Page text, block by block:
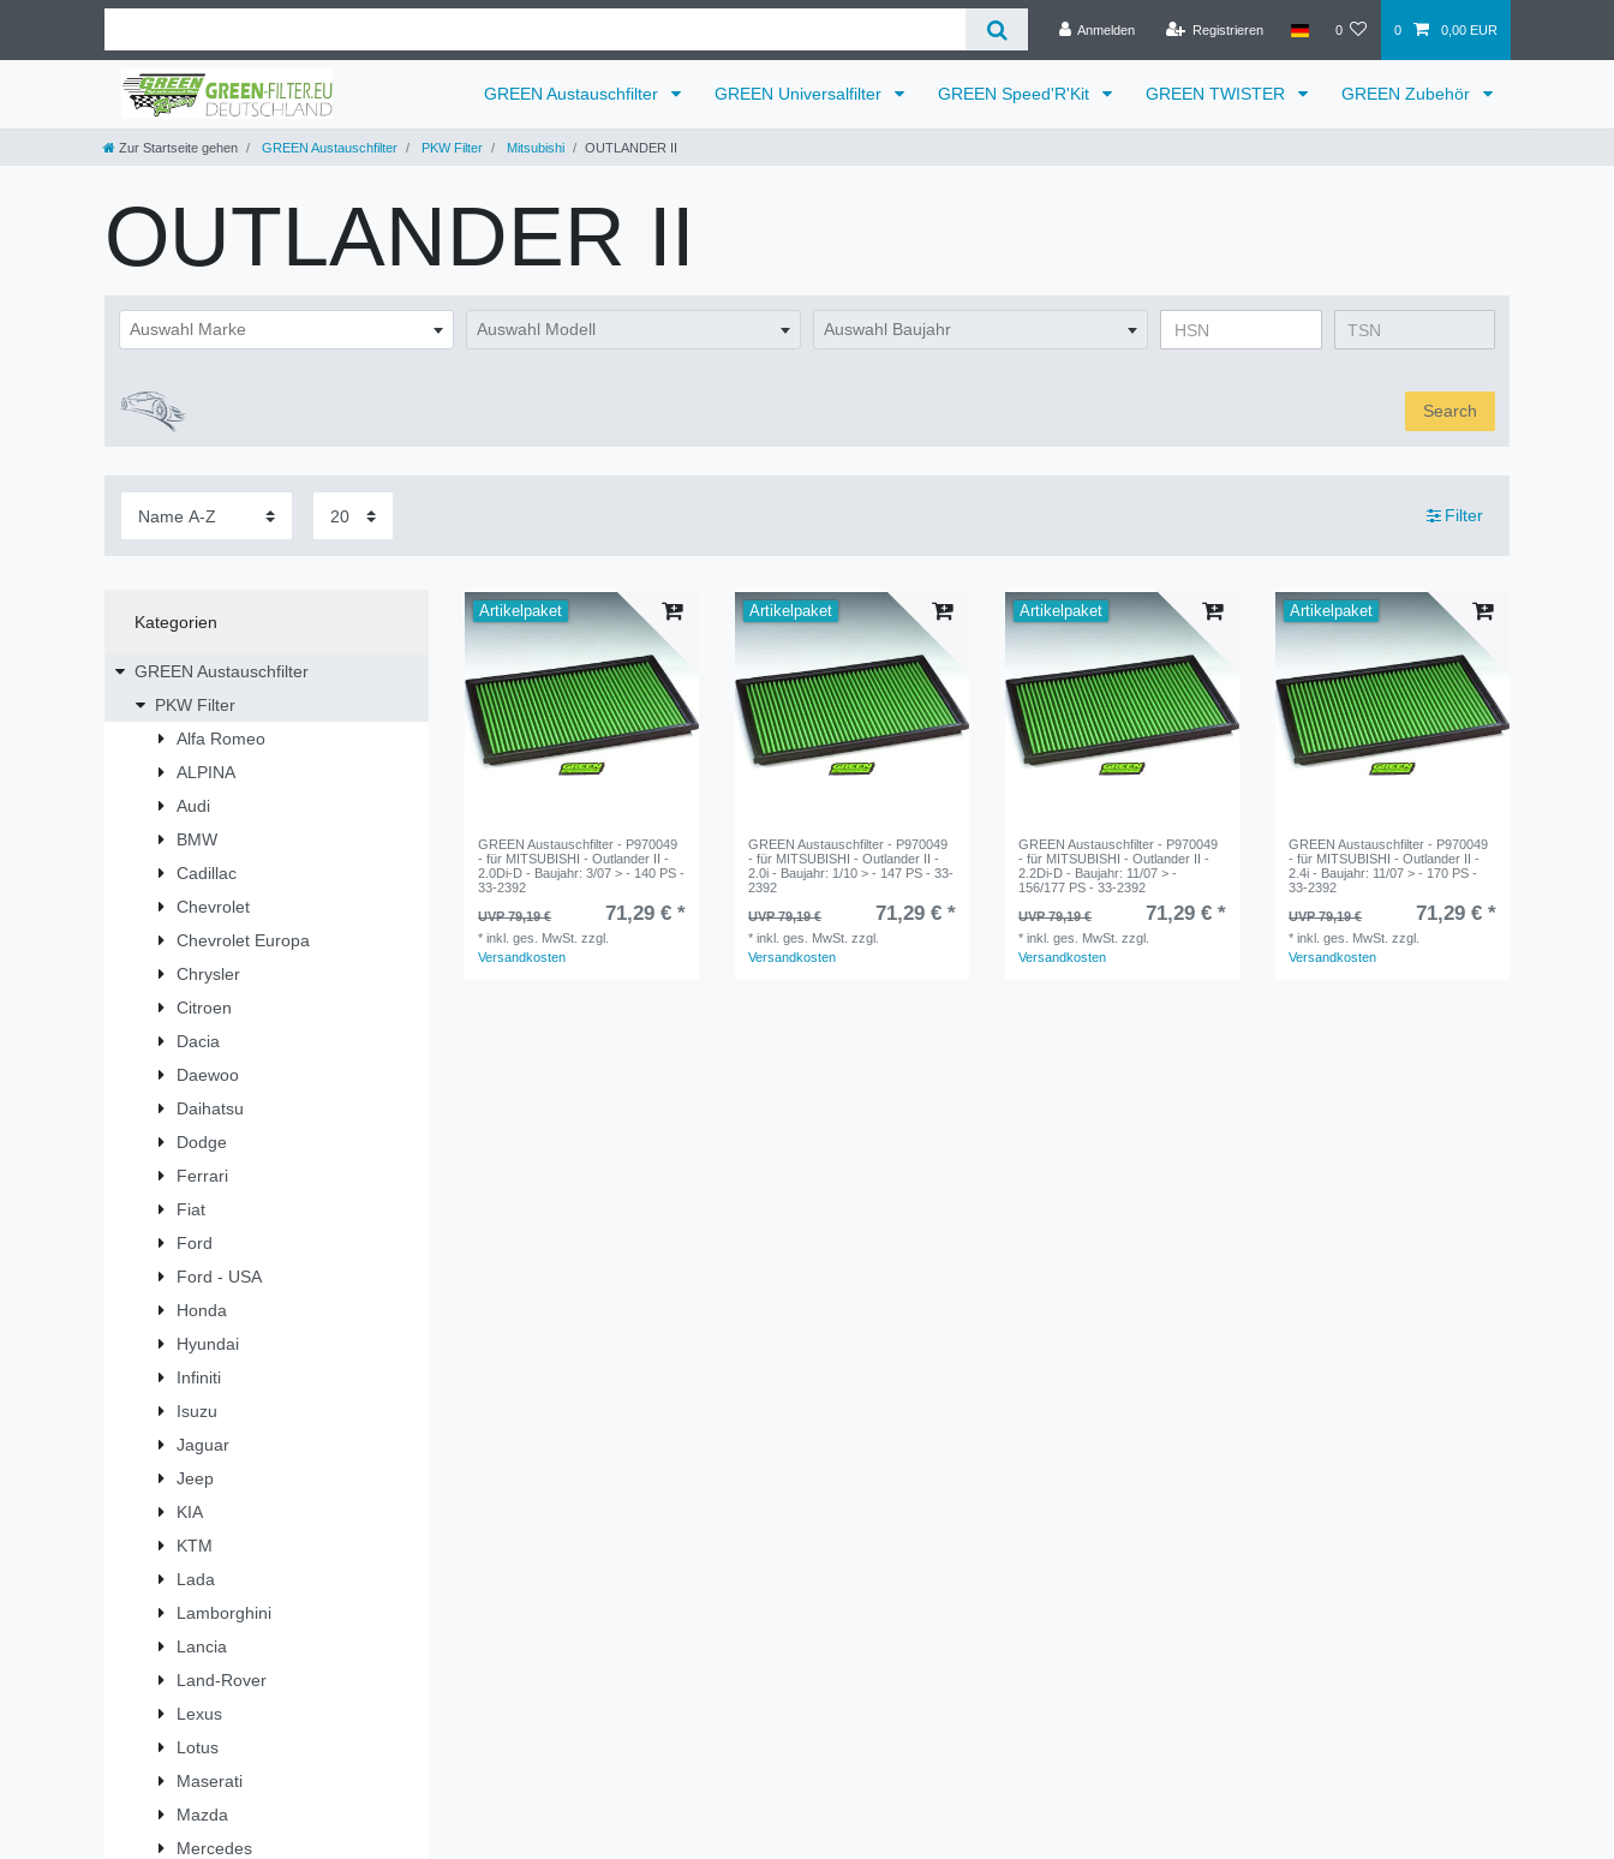
Anmelden Registrieren 0 0 0,00 EUR
GREEN Austauschfilter GREEN Universalfilter GREEN Speed'R'Kit GREEN TWISTER GREEN Zubehör
Zur Startseite gehen GREEN Austauschfilter PKW Filter Mitsubishi OUTLANDER II
OUTLANDER II
Auswahl Marke Auswahl Modell Auswahl Baujahr
Search
Filter
Kategorien
GREEN Austauschfilter
PKW Filter
Alfa Romeo
ALPINA
Audi
BMW
Cadillac
Chevrolet
Chevrolet Europa
Chrysler
Citroen
Dacia
Daewoo
Daihatsu
Dodge
Ferrari
Fiat
Ford
Ford - USA
Honda
Hyundai
Infiniti
Isuzu
Jaguar
Jeep
KIA
KTM
Lada
Lamborghini
Lancia
Land-Rover
Lexus
Lotus
Maserati
Mazda
Mercedes
Artikelpaket
GREEN Austauschfilter - P970049
- für MITSUBISHI - Outlander II -
2.0Di-D - Baujahr: 3/07 > - 140 PS -
33-2392
UVP 79,19 €
71,29 € *
*inkl. ges. MwSt. zzgl.
Versandkosten
Artikelpaket
GREEN Austauschfilter - P970049
- für MITSUBISHI - Outlander II -
2.0i - Baujahr: 1/10 > - 147 PS - 33-
2392
UVP 79,19 €
71,29 € *
*inkl. ges. MwSt. zzgl.
Versandkosten
Artikelpaket
GREEN Austauschfilter - P970049
- für MITSUBISHI - Outlander II -
2.2Di-D - Baujahr: 11/07 > -
156/177 PS - 33-2392
UVP 79,19 €
71,29 € *
*inkl. ges. MwSt. zzgl.
Versandkosten
Artikelpaket
GREEN Austauschfilter - P970049
- für MITSUBISHI - Outlander II -
2.4i - Baujahr: 11/07 > - 170 PS -
33-2392
UVP 79,19 €
71,29 € *
*inkl. ges. MwSt. zzgl.
Versandkosten